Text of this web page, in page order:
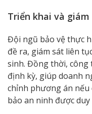
Triển khai và giám
Đội ngũ bảo vệ thực
đề ra, giám sát liên
sinh. Đồng thời, công
định kỳ, giúp doanh
chỉnh phương án nếu
bảo an ninh được